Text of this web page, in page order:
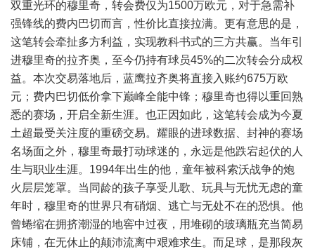
双重光环的穆里奇，转会费仅为1500万欧元，对于急需补
强锋线的费内巴切而言，性价比直接拉满。更有意思的是，
这笔转会牵扯多方利益，实现教科书式的三方共赢。当年引
进穆里奇的拉齐奥，至今仍持有球员45%的二次转会分成权
益。本次交易落地后，蓝鹰拉齐奥将直接入账约675万欧
元；费内巴切低价拿下巅峰全能中锋；穆里奇也得以重回熟
悉的赛场，开启全新生涯。也正因如此，这笔转会成为今夏
土超最受关注度的重磅交易。耀眼的进球数据、封神的赛场
名场面之外，穆里奇最打动球迷的，永远是他跌宕起伏的人
生与职业生涯。1994年出生的他，童年被科索沃战争的炮
火层层笼罩。当同龄的孩子享受儿歌、玩具与无忧无虑的童
年时，穆里奇的世界只有硝烟、逃亡与无处不在的恐惧。他
曾蜷缩在拥挤潮湿的地窖中过夜，用堆砌的玻璃瓶充当简易
床铺，在无休止的颠沛流离中艰难求生。而足球，是那段灰